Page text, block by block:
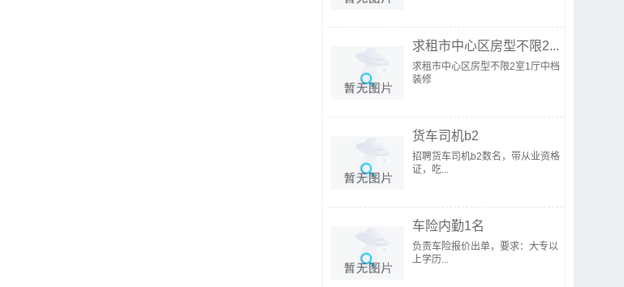
求租市中心区房型不限2...
求租市中心区房型不限2室1厅中档
装修
货车司机b2
招聘货车司机b2数名，带从业资格
证，吃...
车险内勤1名
负责车险报价出单，要求：大专以
上学历...